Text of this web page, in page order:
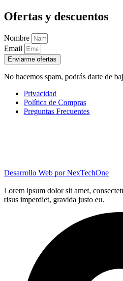
Ofertas y descuentos
Nombre
Email
Enviarme ofertas
No hacemos spam, podrás darte de
Privacidad
Política de Compras
Preguntas Frecuentes
Desarrollo Web porNexTechOne
Lorem ipsum dolor sit amet,
risus imperdiet, gravida justo eu.